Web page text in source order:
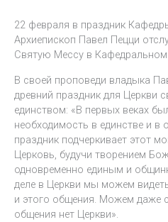
22 февраля в праздник
Архиепископ Павел Пецци
Святую Мессу в
В своей проповеди владыка
древний праздник для Церкви
единством: «В первых веках
необходимость в единстве и в
праздник подчеркивает этот
Церковь, будучи творением
одновременно единым и
деле в Церкви мы можем
и этого общения. Можем даже
общения нет Церкви».